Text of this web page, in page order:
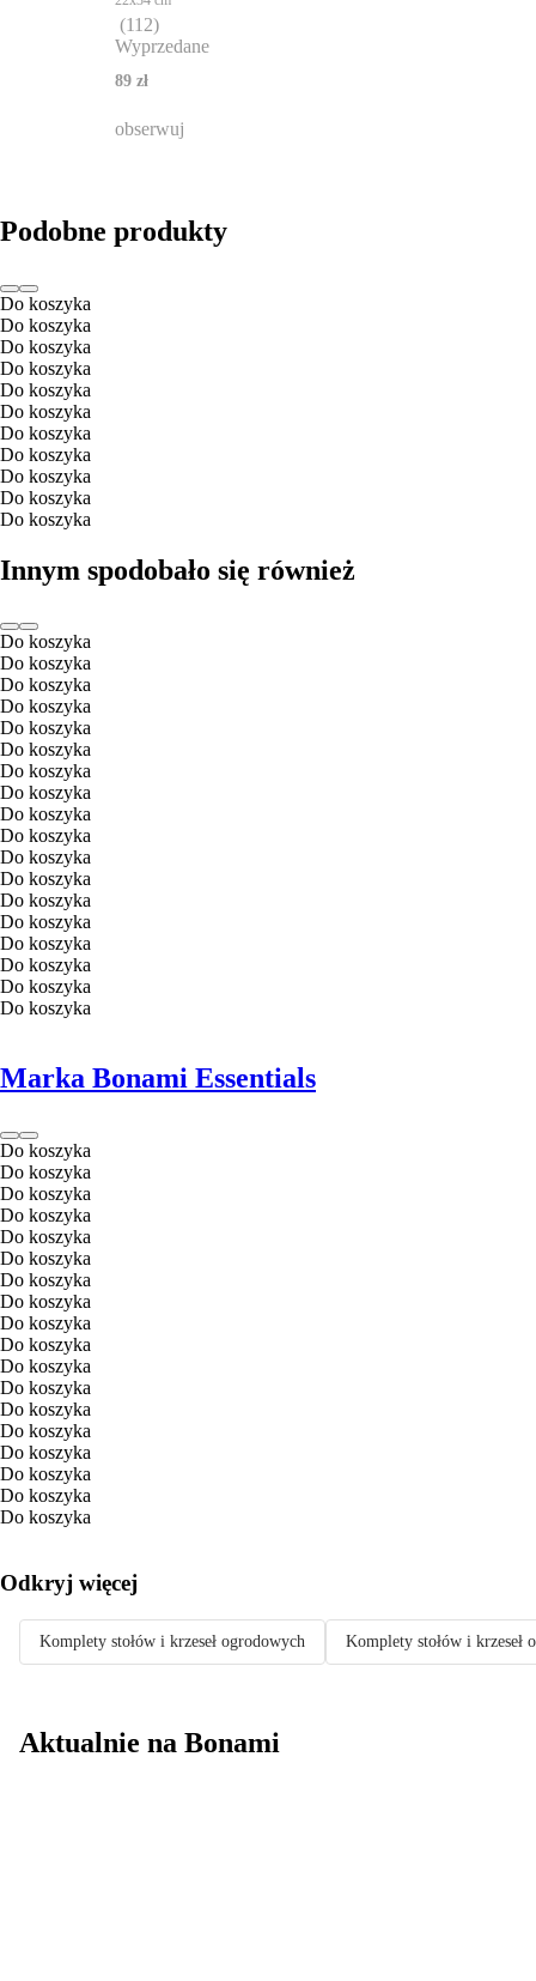
(112)
Wyprzedane
89 zł
obserwuj
Podobne produkty
Do koszyka
Do koszyka
Do koszyka
Do koszyka
Do koszyka
Do koszyka
Do koszyka
Do koszyka
Do koszyka
Do koszyka
Do koszyka
Innym spodobało się również
Do koszyka
Do koszyka
Do koszyka
Do koszyka
Do koszyka
Do koszyka
Do koszyka
Do koszyka
Do koszyka
Do koszyka
Do koszyka
Do koszyka
Do koszyka
Do koszyka
Do koszyka
Do koszyka
Do koszyka
Do koszyka
Marka Bonami Essentials
Do koszyka
Do koszyka
Do koszyka
Do koszyka
Do koszyka
Do koszyka
Do koszyka
Do koszyka
Do koszyka
Do koszyka
Do koszyka
Do koszyka
Do koszyka
Do koszyka
Do koszyka
Do koszyka
Do koszyka
Do koszyka
Odkryj więcej
Komplety stołów i krzeseł ogrodowych Komplety stołów i krzeseł
Aktualnie na Bonami